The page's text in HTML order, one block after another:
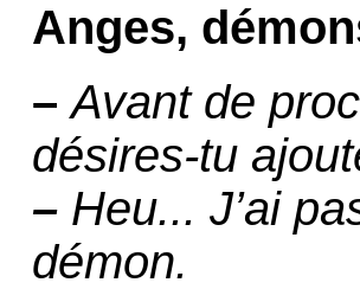
Anges,
– Avant de
désires-tu
– Heu... J’ai
démon.